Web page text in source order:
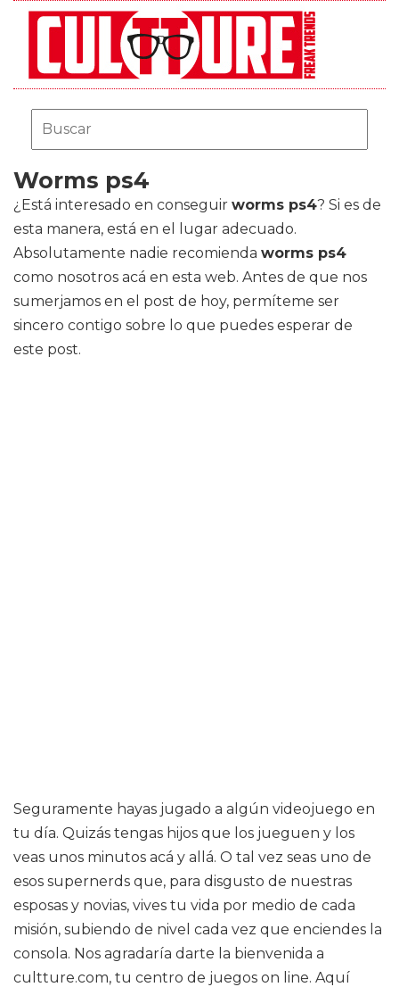
Worms ps4
¿Está interesado en conseguir worms ps4? Si es de
esta manera, está en el lugar adecuado.
Absolutamente nadie recomienda worms ps4
como nosotros acá en esta web. Antes de que nos
sumerjamos en el post de hoy, permíteme ser
sincero contigo sobre lo que puedes esperar de
este post.
Seguramente hayas jugado a algún videojuego en
tu día. Quizás tengas hijos que los jueguen y los
veas unos minutos acá y allá. O tal vez seas uno de
esos supernerds que, para disgusto de nuestras
esposas y novias, vives tu vida por medio de cada
misión, subiendo de nivel cada vez que enciendes la
consola. Nos agradaría darte la bienvenida a
cultture.com, tu centro de juegos on line. Aquí